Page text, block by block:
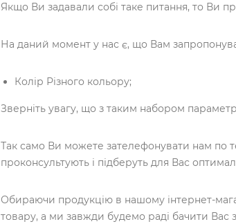
Якщо Ви задавали собі таке питання, то Ви
На даний момент у нас є, що Вам
Колір Різного кольору;
Зверніть увагу, що з таким набором
Так само Ви можете зателефонувати нам по
проконсультують і підберуть для Вас
Обираючи продукцію в нашому інтернет-
товару, а ми завжди будемо раді бачити Вас